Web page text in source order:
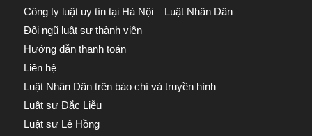
Công ty luật uy tín tại Hà Nội – Luật Nhân Dân
Đội ngũ luật sư thành viên
Hướng dẫn thanh toán
Liên hệ
Luật Nhân Dân trên báo chí và truyền hình
Luật sư Đắc Liễu
Luật sư Lê Hồng